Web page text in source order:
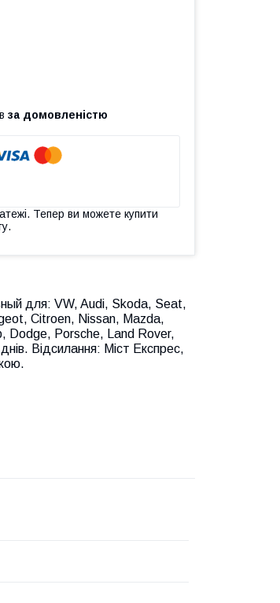
за домовленістю
Тепер ви можете купити
для: VW, Audi, Skoda, Seat,
Citroen, Nissan, Mazda,
Dodge, Porsche, Land Rover,
Відсилання: Міст Експрес,